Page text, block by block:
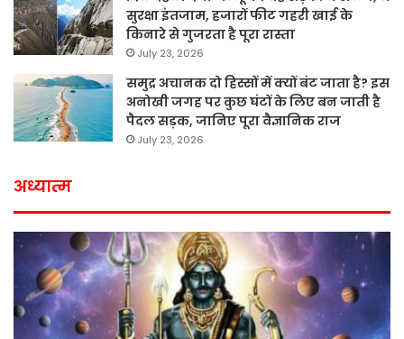
सुरक्षा इंतजाम, हजारों फीट गहरी खाई के
किनारे से गुजरता है पूरा रास्ता
July 23, 2026
समुद्र अचानक दो हिस्सों में क्यों बंट जाता है? इस
अनोखी जगह पर कुछ घंटों के लिए बन जाती है
पैदल सड़क, जानिए पूरा वैज्ञानिक राज
July 23, 2026
अध्यात्म